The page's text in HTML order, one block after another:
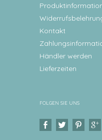
Kontakt
Händler werden
Lieferzeiten
FOLGEN SIE UNS